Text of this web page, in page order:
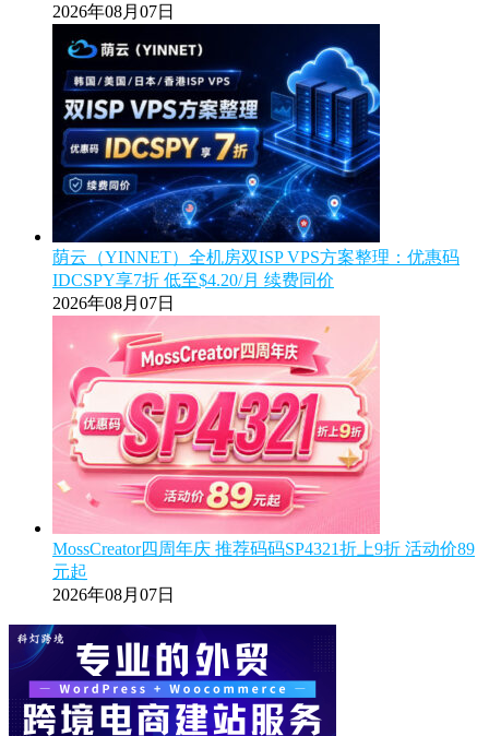
2026年08月07日
荫云（YINNET）全机房双ISP VPS方案整理：优惠码
IDCSPY享7折 低至$4.20/月 续费同价
2026年08月07日
MossCreator四周年庆 推荐码码SP4321折上9折 活动价89
元起
2026年08月07日